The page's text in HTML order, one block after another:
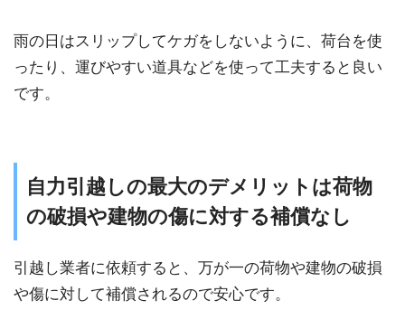
雨の日はスリップしてケガをしないように、荷台を使
ったり、運びやすい道具などを使って工夫すると良い
です。
自力引越しの最大のデメリットは荷物
の破損や建物の傷に対する補償なし
引越し業者に依頼すると、万が一の荷物や建物の破損
や傷に対して補償されるので安心です。